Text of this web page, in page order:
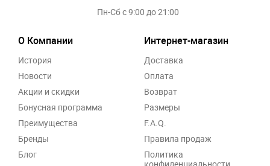
Пн-Сб с 9:00 до 21:00
О Компании
История
Новости
Акции и скидки
Бонусная программа
Преимущества
Бренды
Блог
Интернет-магазин
Доставка
Оплата
Возврат
Размеры
F.A.Q.
Правила продаж
Политика